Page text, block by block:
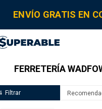
ENVÍO GRATIS EN
FERRETERÍA
Tornillería Electricidad